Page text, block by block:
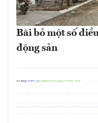
Bãi bỏ một số
động sản